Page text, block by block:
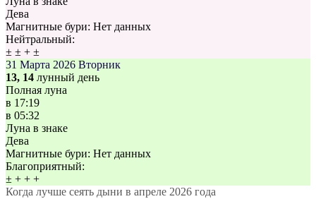
Дева
Магнитные бури: Нет данных
Нейтральный:
± ± + ±
31 Марта 2026 Вторник
13, 14 лунный день
Полная луна
в 17:19
в 05:32
Луна в знаке
Дева
Магнитные бури: Нет данных
Благоприятный:
± + + +
Когда лучше сеять дыни в апреле 2026 года